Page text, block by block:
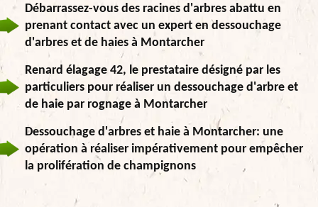
Débarrassez-vous des racines d'arbres abattu en
prenant contact avec un expert en dessouchage
d'arbres et de haies à Montarcher
Renard élagage 42, le prestataire désigné par les
particuliers pour réaliser un dessouchage d'arbre et
de haie par rognage à Montarcher
Dessouchage d'arbres et haie à Montarcher: une
opération à réaliser impérativement pour empêcher
la prolifération de champignons